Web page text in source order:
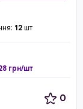
12 шт
грн/шт
0